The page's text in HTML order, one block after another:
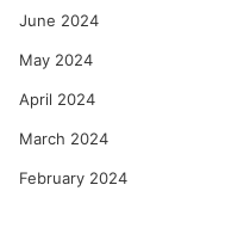
June 2024
May 2024
April 2024
March 2024
February 2024